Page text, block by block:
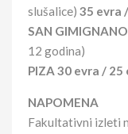
slušalice) 35 evra
SAN
12 godina)
PIZA 30 evra / 25
NAPOMENA
Fakultativni izleti